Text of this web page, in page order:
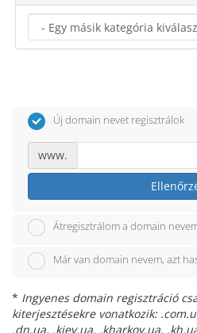
Új domain nevet regisztrálok
www.
Átregisztrálom a domain
Már van domain nevem, azt
* Ingyenes domain regisztráció
kiterjesztésekre vonatkozik:
.dn.ua, .kiev.ua, .kharkov.ua,